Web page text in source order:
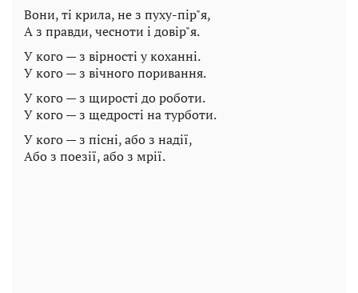
Вони, ті крила, не з пуху-пір"я,
А з правди, чесноти і довір"я.
У кого — з вірності у коханні.
У кого — з вічного поривання.
У кого — з щирості до роботи.
У кого — з щедрості на турботи.
У кого — з пісні, або з надії,
Або з поезії, або з мрії.